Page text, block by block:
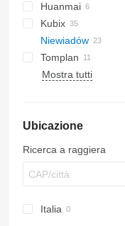
Huanmai
Kubix
Niewiadów
N-series
Tomplan
Mostra tutti
Ubicazione
Ricerca a raggiera
Italia